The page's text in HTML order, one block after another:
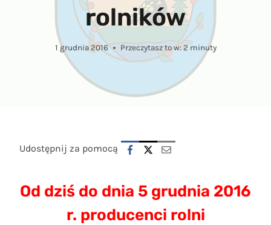
rolników
1 grudnia 2016 Przeczytasz to w:2 minuty
Udostępnij za pomocą
Od dziś do dnia 5 grudnia 2016
r. producenci rolni